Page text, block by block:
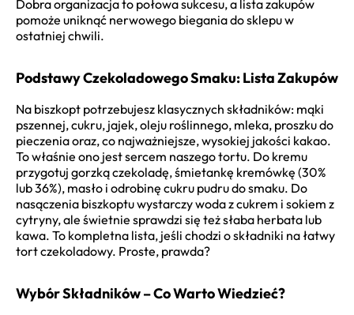
Dobra organizacja to połowa sukcesu, a lista zakupów
pomoże uniknąć nerwowego biegania do sklepu w
ostatniej chwili.
Podstawy Czekoladowego Smaku: Lista Zakupów
Na biszkopt potrzebujesz klasycznych składników: mąki
pszennej, cukru, jajek, oleju roślinnego, mleka, proszku do
pieczenia oraz, co najważniejsze, wysokiej jakości kakao.
To właśnie ono jest sercem naszego tortu. Do kremu
przygotuj gorzką czekoladę, śmietankę kremówkę (30%
lub 36%), masło i odrobinę cukru pudru do smaku. Do
nasączenia biszkoptu wystarczy woda z cukrem i sokiem z
cytryny, ale świetnie sprawdzi się też słaba herbata lub
kawa. To kompletna lista, jeśli chodzi o składniki na łatwy
tort czekoladowy. Proste, prawda?
Wybór Składników – Co Warto Wiedzieć?